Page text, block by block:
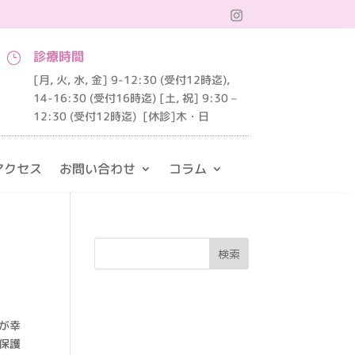
} 診療時間
[月, 火, 水, 金] 9-12:30 (受付12時迄),
14-16:30 (受付16時迄) [土, 祝] 9:30 –
12:30 (受付12時迄) [休診]木・日
クセス お問い合わせ コラム
幸
護